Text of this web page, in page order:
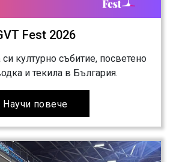
Fest 2026
културно събитие, посветено
и текила в България.
Научи повече